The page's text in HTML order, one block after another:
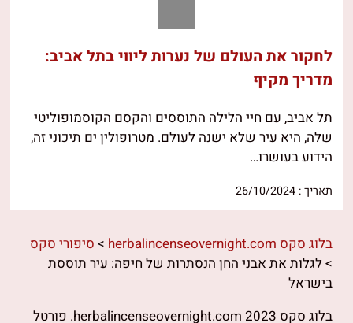
לחקור את העולם של נערות ליווי בתל אביב:
מדריך מקיף
תל אביב, עם חיי הלילה התוססים והקסם הקוסמופוליטי
שלה, היא עיר שלא ישנה לעולם. מטרופולין ים תיכוני זה,
הידוע בעושרו…
תאריך : 26/10/2024
בלוג סקס herbalincenseovernight.com > סיפורי סקס
> לגלות את אבני החן הנסתרות של חיפה: עיר תוססת
בישראל
בלוג סקס herbalincenseovernight.com 2023. פורטל